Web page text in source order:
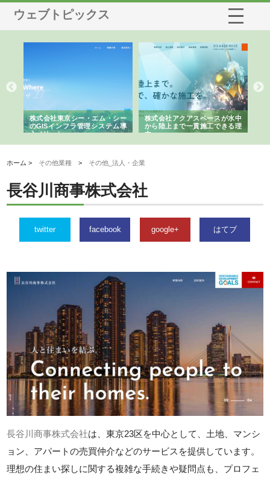
ウェブトピックス
株式会社東京シー・エム・シー
のGISインフラ管理システム導
入メリット
株式会社アクアスペースが水中
から陸上まで一貫施工できる理
由
ホーム > その他業種 > その他_法人・企業
長谷川商事株式会社
twitter facebook google+ はてブ
長谷川商事株式会社は、東京23区を中心として、土地、マンシ
ョン、アパートの売買仲介などのサービスを提供しています。
理想の住まい探しに関する複雑な手続きや疑問点も、プロフェ